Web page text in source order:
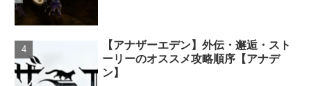
【アナザーエデン】外伝・邂逅・スト
ーリーのオススメ攻略順序【アナデ
ン】